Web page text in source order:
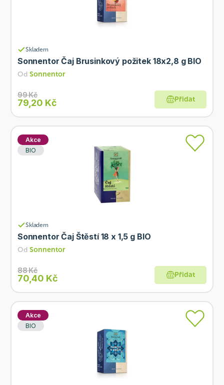
Skladem
Sonnentor Čaj Brusinkový požitek 18x2,8 g BIO
Od Sonnentor
99 Kč
79,20 Kč Přidat
Akce
BIO
Skladem
Sonnentor Čaj Štěstí 18 x 1,5 g BIO
Od Sonnentor
88 Kč
70,40 Kč Přidat
Akce
BIO